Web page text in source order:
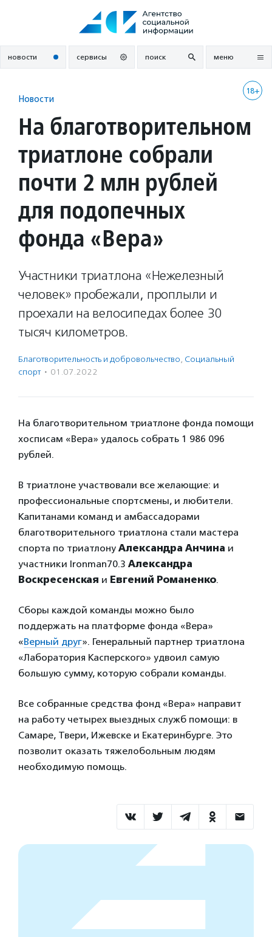
новости сервисы поиск меню
18+
Новости
На благотворительном
триатлоне собрали
почти 2 млн рублей
для подопечных
фонда «Вера»
Участники триатлона «Нежелезный
человек» пробежали, проплыли и
проехали на велосипедах более 30
тысяч километров.
Благотвори­тель­ность и доброволь­чест­во, Социальный
спорт · 01.07.2022
На благотворительном триатлоне фонда помощи
хосписам «Вера» удалось собрать 1 986 096
рублей.
В триатлоне участвовали все желающие: и
профессиональные спортсмены, и любители.
Капитанами команд и амбассадорами
благотворительного триатлона стали мастера
спорта по триатлону Александра Анчина и
участники Ironman70.3 Александра
Воскресенская и Евгений Романенко.
Сборы каждой команды можно было
поддержать на платформе фонда «Вера»
«Верный друг». Генеральный партнер триатлона
«Лаборатория Касперского» удвоил самую
большую сумму, которую собрали команды.
Все собранные средства фонд «Вера» направит
на работу четырех выездных служб помощи: в
Самаре, Твери, Ижевске и Екатеринбурге. Это
позволит оказать тяжелобольным людям
необходимую помощь.